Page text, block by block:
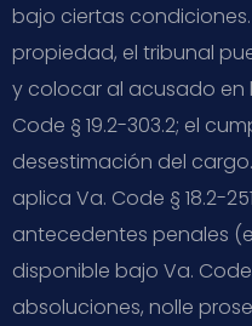
bajo ciertas
propiedad, el tribunal
y colocar al acusado
Code § 19.2-303.2; el
desestimación del
aplica Va. Code § 18.2-
antecedentes penales
disponible bajo Va. Code
absoluciones, nolle